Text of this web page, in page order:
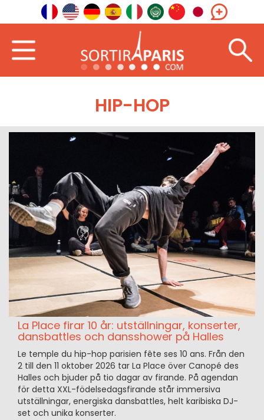
HIP-HOP
La Place firar 10 år: utställningar, konserter,
dansbattles och dansshower på Halles
Le temple du hip-hop parisien fête ses 10 ans. Från den
2 till den 11 oktober 2026 tar La Place över Canopé des
Halles och bjuder på tio dagar av firande. På agendan
för detta XXL-födelsedagsfirande står immersiva
utställningar, energiska dansbattles, helt karibiska DJ-
set och unika konserter.